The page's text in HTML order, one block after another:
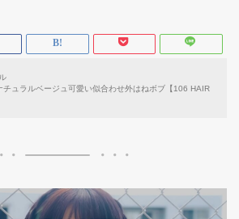
チュラルベージュ可愛い似合わせ外はねボブ【106 HAIR